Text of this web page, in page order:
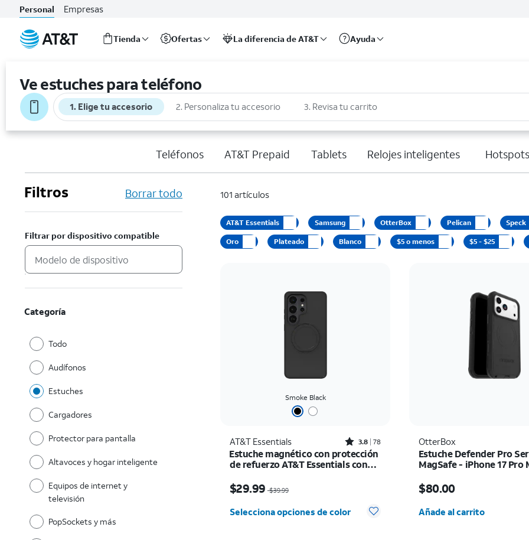
Personal Empresas
Tienda Ofertas La diferencia de AT&T Ayuda
Ve estuches para teléfono
1. Elige tu accesorio 2. Personaliza tu accesorio 3. Revisa tu carrito
Teléfonos AT&T Prepaid Tablets Relojes inteligentes
Filtros Borrar todo
Filtrar por dispositivo compatible
Categoría
Todo
Audífonos
Estuches
Cargadores
Protector para pantalla
Altavoces y hogar inteligente
Equipos de internet y
televisión
PopSockets y más
101 artículos
AT&T Essentials Samsung OtterBox Pelican Speck
Oro Plateado Blanco $5 o menos $5 - $25
Smoke Black
AT&T Essentials Rated3.8out of 5 stars with78reviews
3.8 78
Estuche magnético con protección
de refuerzo AT&T Essentials con
Galaxy S26 Ultra
$29.99 $39.99
Selecciona opciones de color
OtterBox
Estuche Defender Pro
MagSafe - iPhone 17 Pro
$80.00
Añade al carrito